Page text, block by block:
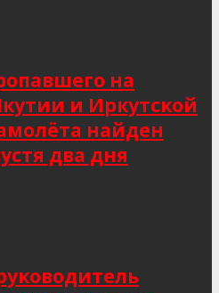
на
и Иркутской
найден
два дня